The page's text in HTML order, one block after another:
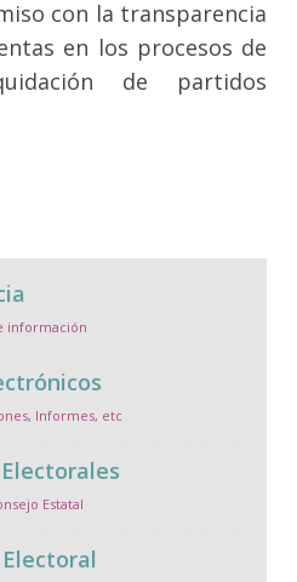
con la transparencia
en los procesos de
de partidos
información
Informes, etc
Estatal